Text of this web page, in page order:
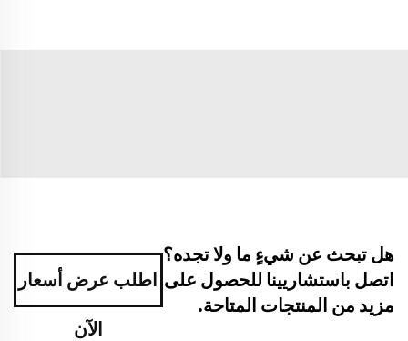
هل تبحث عن شيءٍ ما ولا تجده؟
اتصل باستشاريينا للحصول على
مزيد من المنتجات المتاحة.
اطلب عرض أسعار
الآن